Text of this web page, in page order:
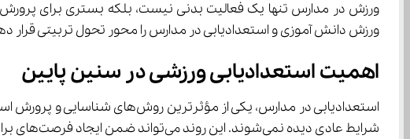
ورزش دانش ‌آموزی و استعدادیابی در مدارس را محور تحول تربیتی قرار دهد، یعنی به‌دنبال بازتعریف نظام آموزشی از حافظه‌محوری به سمت مهارت‌محوری و تربیت همه‌جانبه است.
اهمیت استعدادیابی ورزشی در سنین پایین
شرایط عادی دیده نمی‌شوند. این روند می‌تواند ضمن ایجاد فرصت‌های برابر، آینده ورزشی کشور را نیز دگرگون کند.